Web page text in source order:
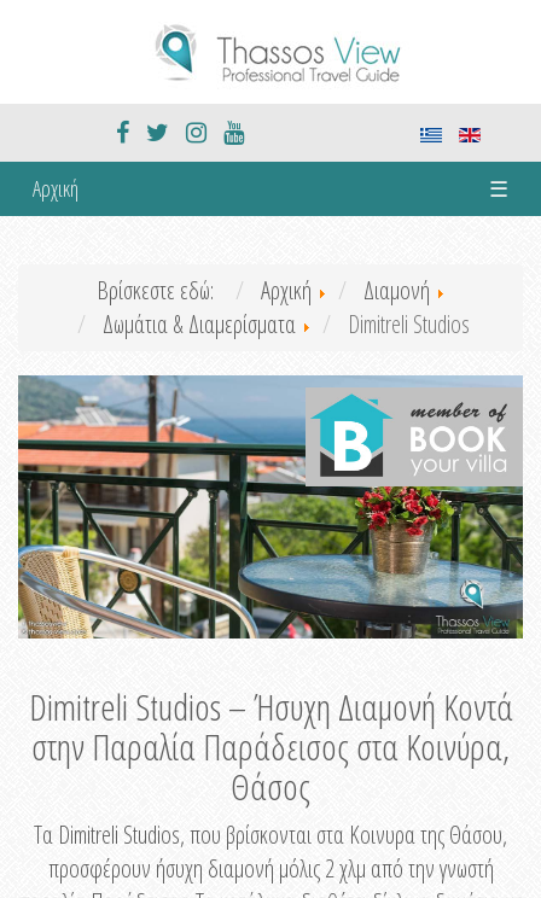
Αρχική ☰
Βρίσκεστε εδώ: Αρχική
Διαμονή
Δωμάτια & Διαμερίσματα
Dimitreli Studios
Dimitreli Studios – Ήσυχη Διαμονή Κοντά
στην Παραλία Παράδεισος στα Κοινύρα,
Θάσος
Τα Dimitreli Studios, που βρίσκονται στα Κοινυρα της Θάσου,
προσφέρουν ήσυχη διαμονή μόλις 2 χλμ από την γνωστή